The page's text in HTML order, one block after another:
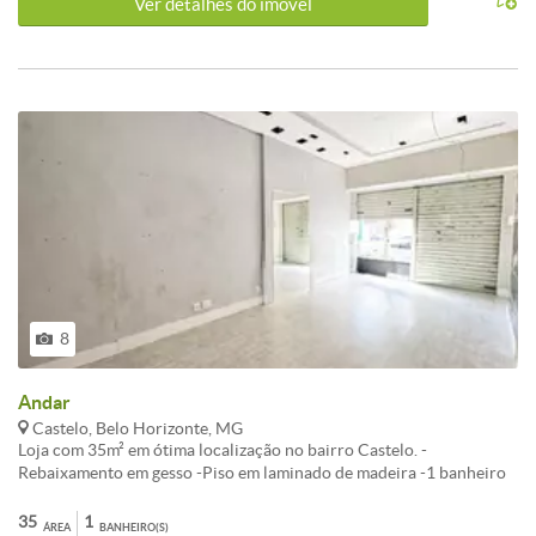
3.000 Condomínio: 420 ( incluso agua e gas.) Iptu: 208,56
Ver detalhes do ímovel
8
Andar
Castelo, Belo Horizonte, MG
Loja com 35m² em ótima localização no bairro Castelo. -
Rebaixamento em gesso -Piso em laminado de madeira -1 banheiro
Comercial para alugar em Belo Horizonte? Esta opção no Castelo é
ÁREA
35 BANHEIRO(S)
1